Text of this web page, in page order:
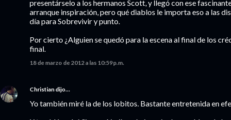
presentárselo a los hermanos Scott, y llegó con ese
arranque inspiración, pero qué diablos le importa eso a las
día para Sobrevivir y punto.
Por cierto ¿Alguien se quedó para la escena al final de los
final.
18 de marzo de 2012 a las 10:59 p.m.
Christian dijo…
Yo también miré la de los lobitos. Bastante entretenida en